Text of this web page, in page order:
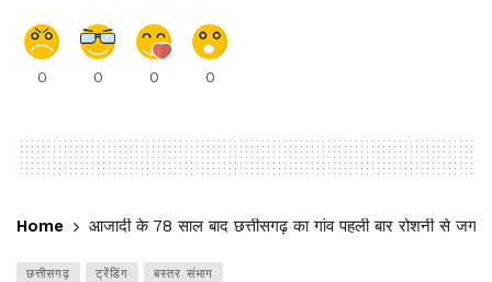
0 0 0 0
Home आजादी के 78 साल बाद छत्तीसगढ़ का गांव पहली बार रोशनी से
छत्तीसगढ़ ट्रेंडिंग बस्तर संभाग